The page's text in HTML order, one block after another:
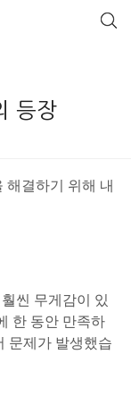
등장
해결하기 위해 내
훨씬 무게감이
있
한 동안 만족하
문제가 발생했습